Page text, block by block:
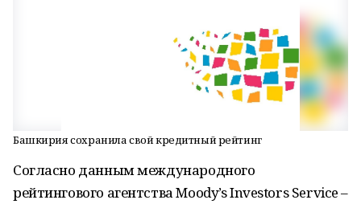
Башкирия сохранила свой кредитный рейтинг
Согласно данным международного
рейтингового агентства Moody’s Investors Service –